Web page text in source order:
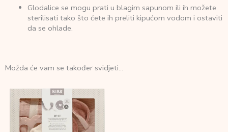
Glodalice se mogu prati u blagim sapunom ili ih možete
sterilisati tako što ćete ih preliti kipućom vodom i ostaviti
da se ohlade.
Možda će vam se također svidjeti…